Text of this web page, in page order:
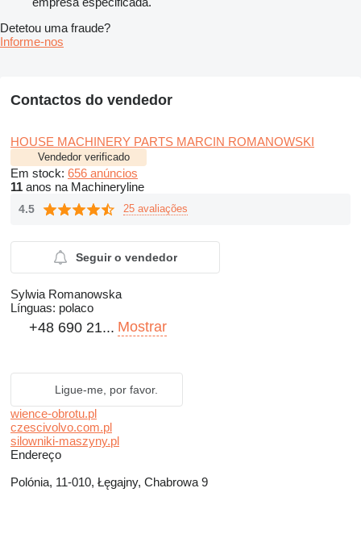
Detetou uma fraude?
Informe-nos
Contactos do vendedor
HOUSE MACHINERY PARTS MARCIN ROMANOWSKI
Vendedor verificado
Em stock: 656 anúncios
11 anos na Machineryline
4.5 25 avaliações
Seguir o vendedor
Sylwia Romanowska
Línguas: polaco
+48 690 21... Mostrar
Ligue-me, por favor.
wience-obrotu.pl
czescivolvo.com.pl
silowniki-maszyny.pl
Endereço
Polónia, 11-010, Łęgajny, Chabrowa 9